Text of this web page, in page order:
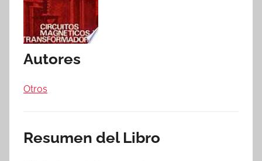
Autores
Otros
Resumen del Libro